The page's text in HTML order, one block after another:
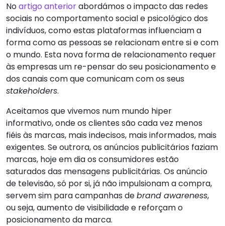
Noartigo anteriorabordámos o impacto das redes
sociais no comportamento social e psicológico dos
indivíduos, como estas plataformas influenciam a
forma como as pessoas se relacionam entre si e com
o mundo. Esta nova forma de relacionamento requer
às empresas um re-pensar do seu posicionamento e
dos canais com que comunicam com os seus
stakeholders.
Aceitamos que vivemos num mundo hiper
informativo, onde os clientes são cada vez menos
fiéis às marcas, mais indecisos, mais informados, mais
exigentes. Se outrora, os anúncios publicitários faziam
marcas, hoje em dia os consumidores estão
saturados das mensagens publicitárias. Os anúncio
de televisão, só por si, já não impulsionam a compra,
servem sim para campanhas debrand awareness,
ou seja, aumento de visibilidade e reforçam o
posicionamento da marca.